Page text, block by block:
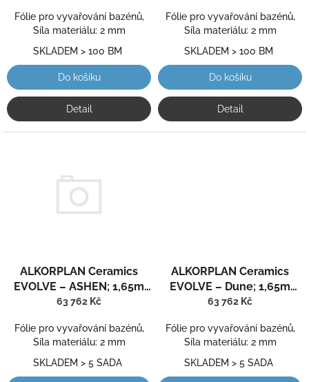
Fólie pro vyvařování bazénů,
Síla materiálu: 2 mm
SKLADEM > 100 BM
Do košíku
Detail
Fólie pro vyvařování bazénů,
Síla materiálu: 2 mm
SKLADEM > 100 BM
Do košíku
Detail
ALKORPLAN Ceramics
EVOLVE – ASHEN; 1,65m
šíře, 2,0 mm, 25m role
63 762 Kč
Fólie pro vyvařování bazénů,
Síla materiálu: 2 mm
SKLADEM > 5 SADA
ALKORPLAN Ceramics
EVOLVE – Dune; 1,65m
šíře, 2,0 mm, 25m role
63 762 Kč
Fólie pro vyvařování bazénů,
Síla materiálu: 2 mm
SKLADEM > 5 SADA